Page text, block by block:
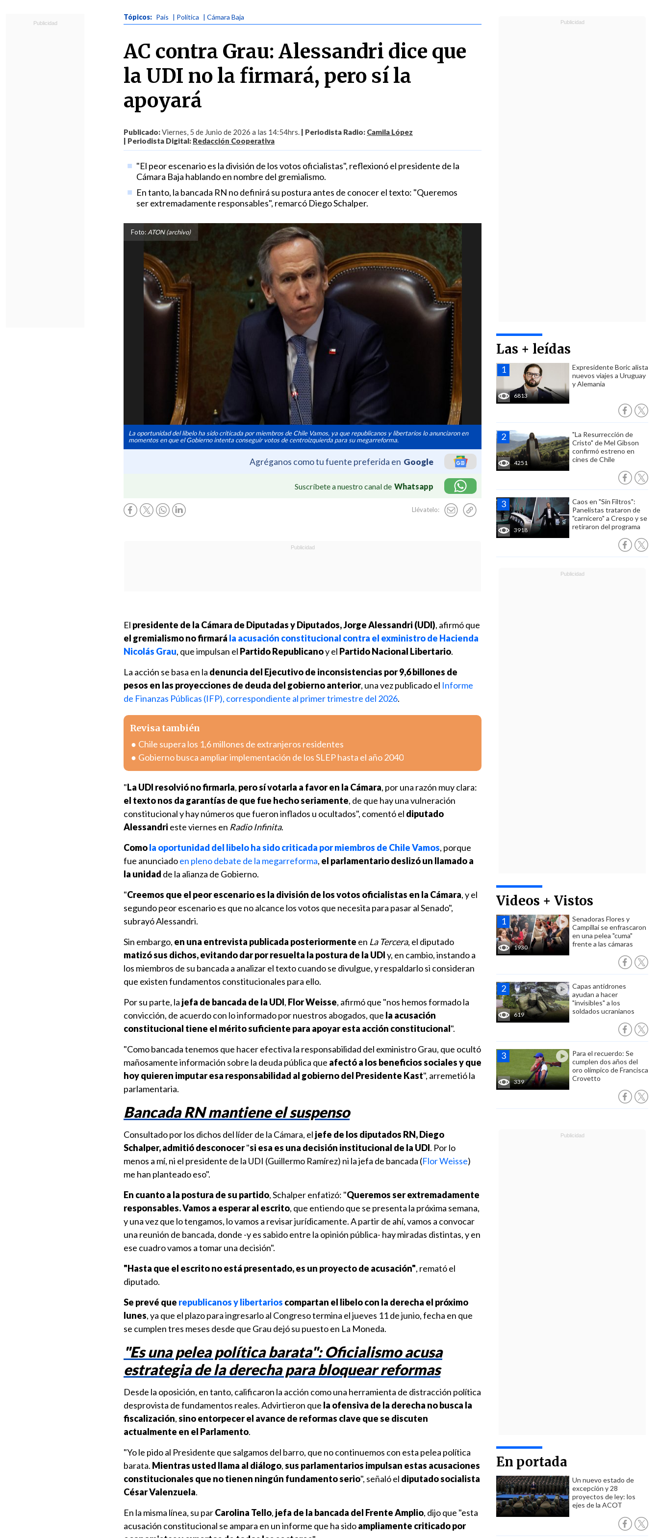
Tópicos: País | Política | Cámara Baja
AC contra Grau: Alessandri dice que
la UDI no la firmará, pero sí la
apoyará
Publicado:Viernes, 5 de Junio de 2026 a las 14:54hrs. | Periodista Radio: Camila López
| Periodista Digital: Redacción Cooperativa
"El peor escenario es la división de los votos oficialistas", reflexionó el presidente de la
Cámara Baja hablando en nombre del gremialismo.
En tanto, la bancada RN no definirá su postura antes de conocer el texto: "Queremos
ser extremadamente responsables", remarcó Diego Schalper.
Foto: ATON (archivo)
La oportunidad del libelo ha sido criticada por miembros de Chile Vamos, ya que republicanos y libertarios lo anunciaron en
momentos en que el Gobierno intenta conseguir votos de centroizquierda para su megarreforma.
Agréganos como tu fuente preferida en Google
Suscríbete a nuestro canal de Whatsapp
Llévatelo:
Las + leídas
6813
Expresidente Boric alista
nuevos viajes a Uruguay
y Alemania
4251
"La Resurrección de
Cristo" de Mel Gibson
confirmó estreno en
cines de Chile
3918
Caos en "Sin Filtros":
Panelistas trataron de
"carnicero" a Crespo y se
retiraron del programa
Videos + Vistos
1930
Senadoras Flores y
Campillai se enfrascaron
en una pelea "cuma"
frente a las cámaras
619
Capas antidrones
ayudan a hacer
"invisibles" a los
soldados ucranianos
339
Para el recuerdo: Se
cumplen dos años del
oro olímpico de Francisca
Crovetto
En portada
Un nuevo estado de
excepción y 28
proyectos de ley: los
ejes de la ACOT
El presidente de la Cámara de Diputadas y Diputados, Jorge Alessandri (UDI), afirmó que
el gremialismo no firmará la acusación constitucional contra el exministro de Hacienda
Nicolás Grau, que impulsan el Partido Republicanoy el Partido Nacional Libertario.
La acción se basa en la denuncia del Ejecutivo de inconsistencias por 9,6 billones de
pesos en las proyecciones de deuda del gobierno anterior, una vez publicado el Informe
de Finanzas Públicas (IFP), correspondiente al primer trimestre del 2026.
Revisa también
Chile supera los 1,6 millones de extranjeros residentes
Gobierno busca ampliar implementación de los SLEP hasta el año 2040
"La UDI resolvió no firmarla, pero sí votarla a favor en la Cámara, por una razón muy clara:
el texto nos da garantías de que fue hecho seriamente, de que hay una vulneración
constitucional y hay números que fueron inflados u ocultados", comentó el diputado
Alessandri este viernes en Radio Infinita.
Comola oportunidad del libelo ha sido criticada por miembros de Chile Vamos, porque
fue anunciadoen pleno debate de la megarreforma, el parlamentario deslizó un llamado a
la unidad de la alianza de Gobierno.
"Creemos que el peor escenario es la división de los votos oficialistas en la Cámara, y el
segundo peor escenario es que no alcance los votos que necesita para pasar al Senado",
subrayó Alessandri.
Sin embargo, en una entrevista publicada posteriormente en La Tercera, el diputado
matizó sus dichos, evitando dar por resuelta la postura de la UDIy, en cambio, instando a
los miembros de su bancada a analizar el texto cuando se divulgue, y respaldarlo si consideran
que existen fundamentos constitucionales para ello.
Por su parte, la jefa de bancada de la UDI, Flor Weisse, afirmó que "nos hemos formado la
convicción, de acuerdo con lo informado por nuestros abogados, que la acusación
constitucional tiene el mérito suficiente para apoyar esta acción constitucional".
"Como bancada tenemos que hacer efectiva la responsabilidad del exministro Grau, que ocultó
mañosamente información sobre la deuda pública que afectó a los beneficios sociales y que
hoy quieren imputar esa responsabilidad al gobierno del Presidente Kast", arremetió la
parlamentaria.
Bancada RN mantiene el suspenso
Consultado por los dichos del líder de la Cámara, el jefe de los diputados RN, Diego
Schalper, admitió desconocer"si esa es una decisión institucional de la UDI. Por lo
menos a mí, ni el presidente de la UDI (Guillermo Ramírez) ni la jefa de bancada (Flor Weisse)
me han planteado eso".
En cuanto a la postura de su partido, Schalper enfatizó: "Queremos ser extremadamente
responsables. Vamos a esperar al escrito, que entiendo que se presenta la próxima semana,
y una vez que lo tengamos, lo vamos a revisar jurídicamente. A partir de ahí, vamos a convocar
una reunión de bancada, donde -y es sabido entre la opinión pública- hay miradas distintas, y en
ese cuadro vamos a tomar una decisión".
"Hasta que el escrito no está presentado, es un proyecto de acusación", remató el
diputado.
Se prevé que republicanos y libertarios compartan el libelo con la derecha el próximo
lunes, ya que el plazo para ingresarlo al Congreso termina el jueves 11 de junio, fecha en que
se cumplen tres meses desde que Grau dejó su puesto en La Moneda.
"Es una pelea política barata": Oficialismo acusa
estrategia de la derecha para bloquear reformas
Desde la oposición, en tanto, calificaron la acción como una herramienta de distracción política
desprovista de fundamentos reales. Advirtieron que la ofensiva de la derecha no busca la
fiscalización,sino entorpecer el avance de reformas clave que se discuten
actualmente en el Parlamento.
"Yo le pido al Presidente que salgamos del barro, que no continuemos con esta pelea política
barata. Mientras usted llama al diálogo,sus parlamentarios impulsan estas acusaciones
constitucionales que no tienen ningún fundamento serio", señaló el diputado socialista
César Valenzuela.
En la misma línea, su parCarolina Tello, jefa de la bancada del Frente Amplio, dijo que "esta
acusación constitucional se ampara en un informe que ha sidoampliamente criticado por